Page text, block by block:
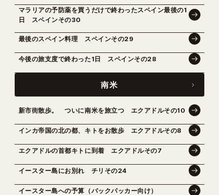
マラリアの予防薬を買うだけで終わったスペイン最後の1
日 スペインその30
最後のスペイン料理 スペインその29
今後の旅支度で終わった1日 スペインその28
南米
新市街散歩。 ついに南米を旅立つ エクアドルその10
インカ帝国の北の都、キトをお散歩 エクアドルその8
エクアドルの首都キトに到着 エクアドルその7
イースター島にお別れ チリその24
イースター島への予算（バックパッカー向け）